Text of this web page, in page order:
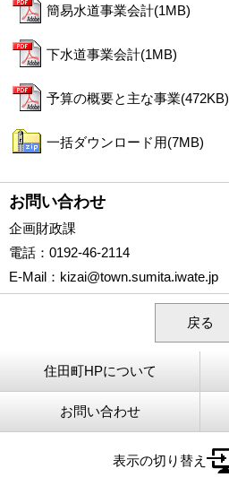
簡易水道事業会計(1MB)
下水道事業会計(1MB)
予算の概要と主な事業(472KB)
一括ダウンロード用(7MB)
お問い合わせ
企画財政課
電話 ：0192-46-2114
E-Mail ： kizai@town.sumita.iwate.jp
戻る
住田町HPについて
お問い合わせ
表示の切り替え